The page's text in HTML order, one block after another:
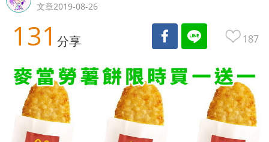
文章2019-08-26
131 分享 187